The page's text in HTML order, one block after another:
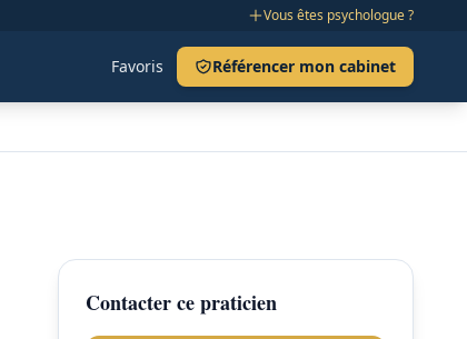
Vous êtes psychologue ?
Favoris Référencer mon cabinet
Contacter ce praticien